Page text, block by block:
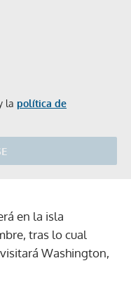
la política de
en la isla
tras lo cual
Washington,